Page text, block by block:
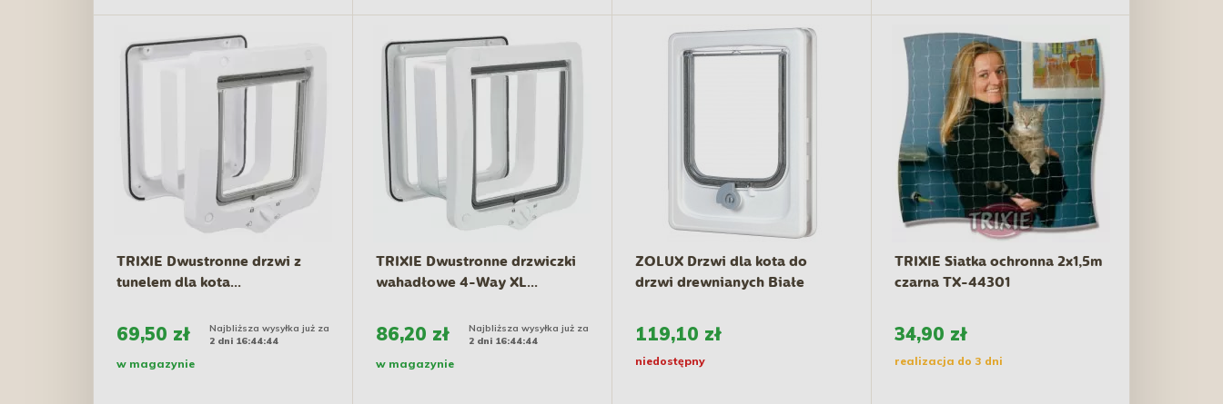
TRIXIE Dwustronne drzwi z
tunelem dla kota...
69,50 zł
Najbliższa wysyłka już za
2 dni 16:44:43
w magazynie
TRIXIE Dwustronne drzwiczki
wahadłowe 4-Way XL...
86,20 zł
Najbliższa wysyłka już za
2 dni 16:44:43
w magazynie
ZOLUX Drzwi dla kota do
drzwi drewnianych Białe
119,10 zł
niedostępny
TRIXIE Siatka ochronna 2x1,5m
czarna TX-44301
34,90 zł
realizacja do 3 dni